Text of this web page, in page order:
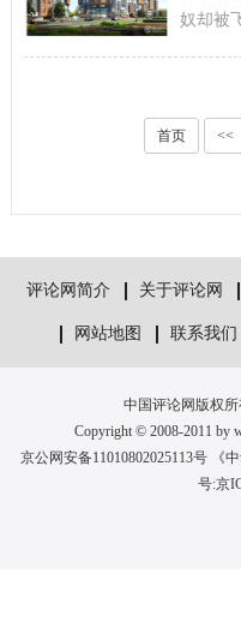
奴却被
首页 <<
评论网简介 关于评论网
网站地图 联系我们
中国评论网版权
Copyright © 2008-2011 by
京公网安备11010802025113号 《
号:京